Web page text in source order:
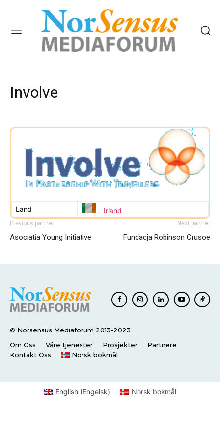
Involve
Land Irland
Previous partner
Asociatia Young Initiative
Next partner
Fundacja Robinson Crusoe
© Norsensus Mediaforum 2013-2023
Om Oss
Våre tjenester Prosjekter
Partnere
Kontakt Oss
Norsk bokmål
English (Engelsk) Norsk bokmål